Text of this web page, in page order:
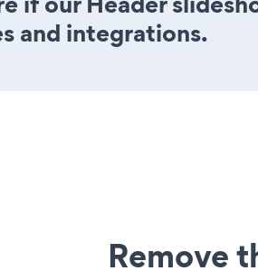
and integrations.
Remove